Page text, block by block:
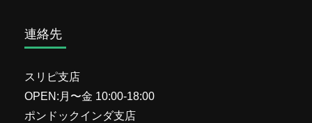
ます。 立派で大きなアロエが栽培されていま
す。 ●カプアス川クルージング屋形船のよう
連絡先
スリピ支店
OPEN:月〜金 10:00-18:00
ポンドックインダ支店